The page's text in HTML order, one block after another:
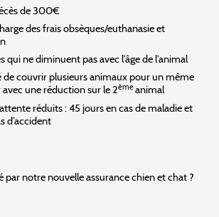
de 300€
des frais obsèques/euthanasie et
qui ne diminuent pas avec l’âge de l’animal
de couvrir plusieurs animaux pour un même
une réduction sur le 2èmeanimal
réduits : 45 jours en cas de maladie et
d’accident
par notre nouvelle assurance chien et chat ?